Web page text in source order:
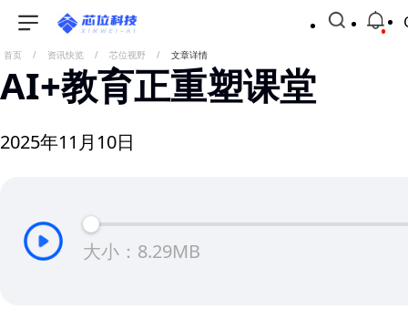
首页 / 资讯快览 / 芯位视野 / 文章详情
AI+教育正重塑课堂
2025年11月10日
大小：8.29MB